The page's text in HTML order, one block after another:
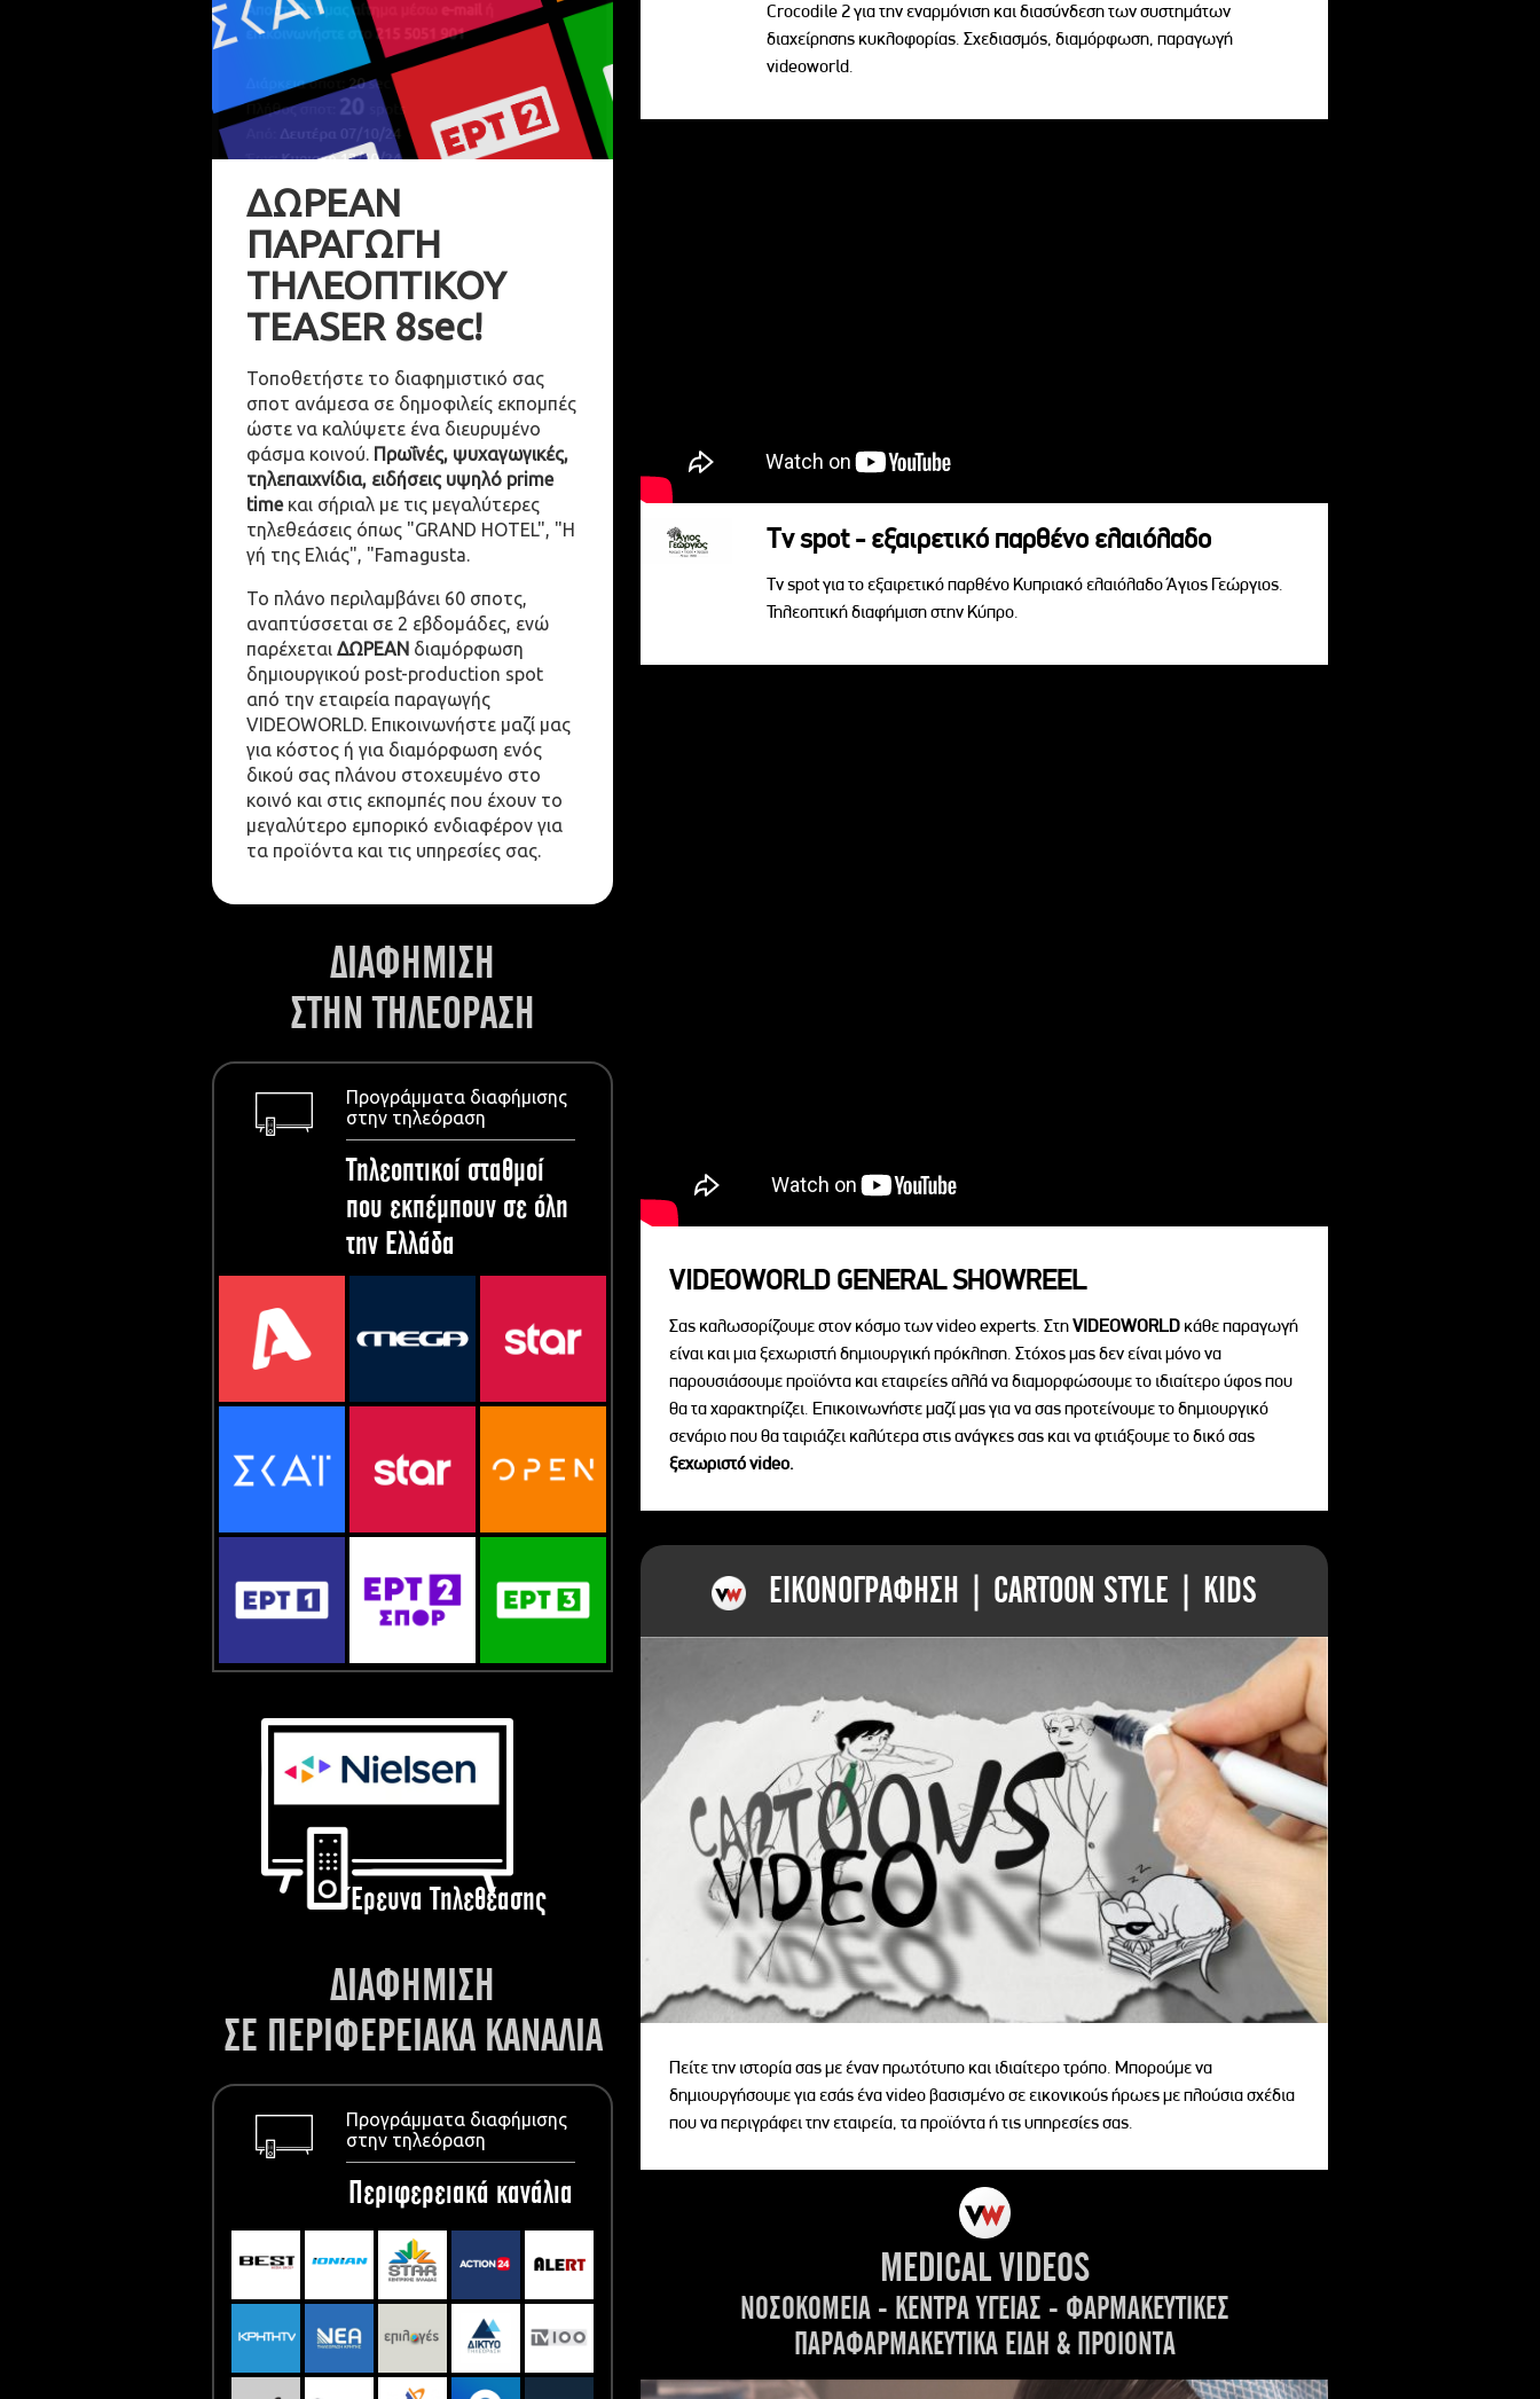
ΔΩΡΕΑΝ
ΠΑΡΑΓΩΓΗ
ΤΗΛΕΟΠΤΙΚΟΥ
TEASER 8sec!
Τοποθετήστε το διαφημιστικό σας
σποτ ανάμεσα σε δημοφιλείς εκπομπές
ώστε να καλύψετε ένα διευρυμένο
φάσμα κοινού. Πρωΐνές, ψυχαγωγικές,
τηλεπαιχνίδια, ειδήσεις υψηλό prime
timeκαι σήριαλ με τις μεγαλύτερες
τηλεθεάσεις όπως "GRAND HOTEL", "Η
γή της Ελιάς", "Famagusta.
Το πλάνο περιλαμβάνει 60 σποτς,
αναπτύσσεται σε 2 εβδομάδες, ενώ
παρέχεται ΔΩΡΕΑΝ διαμόρφωση
δημιουργικού post-production spot
από την εταιρεία παραγωγής
VIDEOWORLD. Επικοινωνήστε μαζί μας
για κόστος ή για διαμόρφωση ενός
δικού σας πλάνου στοχευμένο στο
κοινό και στις εκπομπές που έχουν το
μεγαλύτερο εμπορικό ενδιαφέρον για
τα προϊόντα και τις υπηρεσίες σας.
ΔΙΑΦΗΜΙΣΗ
ΣΤΗΝ ΤΗΛΕΟΡΑΣΗ
Προγράμματα διαφήμισης
στην τηλεόραση
Τηλεοπτικοί σταθμοί
που εκπέμπουν σε όλη
την Ελλάδα
Έρευνα Τηλεθέασης
ΔΙΑΦΗΜΙΣΗ
ΣΕ ΠΕΡΙΦΕΡΕΙΑΚΑ ΚΑΝΑΛΙΑ
Προγράμματα διαφήμισης
στην τηλεόραση
Περιφερειακά κανάλια
Crocodile 2 για την εναρμόνιση και διασύνδεση των συστημάτων
διαχείρησης κυκλοφορίας. Σχεδιασμός, διαμόρφωση, παραγωγή
videoworld.
Tv spot - εξαιρετικό παρθένο ελαιόλαδο
Tv spot για το εξαιρετικό παρθένο Κυπριακό ελαιόλαδο Άγιος Γεώργιος.
Τηλεοπτική διαφήμιση στην Κύπρο.
VIDEOWORLD GENERAL SHOWREEL
Σας καλωσορίζουμε στον κόσμο των video experts. ΣτηVIDEOWORLD κάθε παραγωγή
είναι και μια ξεχωριστή δημιουργική πρόκληση. Στόχος μας δεν είναι μόνο να
παρουσιάσουμε προϊόντα και εταιρείες αλλά να διαμορφώσουμε το ιδιαίτερο ύφος που
θα τα χαρακτηρίζει. Επικοινωνήστε μαζί μας για να σας προτείνουμε το δημιουργικό
σενάριο που θα ταιριάζει καλύτερα στις ανάγκες σας και να φτιάξουμε το δικό σας
ξεχωριστό videο.
ΕΙΚΟΝΟΓΡΑΦΗΣΗ | CARTOON STYLE | KIDS
Πείτε την ιστορία σας με έναν πρωτότυπο και ιδιαίτερο τρόπο. Μπορούμε να
δημιουργήσουμε για εσάς ένα video βασισμένο σε εικονικούς ήρωες με πλούσια σχέδια
που να περιγράφει την εταιρεία, τα προϊόντα ή τις υπηρεσίες σας.
MEDICAL VIDEOS
ΝΟΣΟΚΟΜΕΙΑ - ΚΕΝΤΡΑ ΥΓΕΙΑΣ - ΦΑΡΜΑΚΕΥΤΙΚΕΣ
ΠΑΡΑΦΑΡΜΑΚΕΥΤΙΚΑ ΕΙΔΗ & ΠΡΟΙΟΝΤΑ